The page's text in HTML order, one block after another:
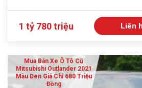
1 tỷ 780 triệu Liên
Mua Bán Xe Ô Tô Cũ
Mitsubishi Outlander 2021
Màu Đen Giá Chỉ 680 Triệu
Đồng